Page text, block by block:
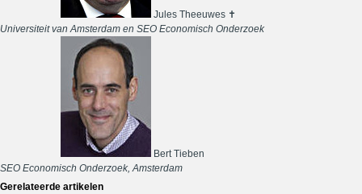
Jules Theeuwes ✝
Universiteit van Amsterdam en SEO Economisch Onderzoek
Bert Tieben
SEO Economisch Onderzoek, Amsterdam
Gerelateerde artikelen